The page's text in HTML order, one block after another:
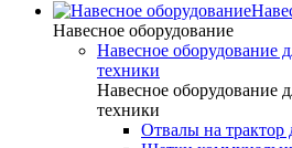
Навесное оборудование
Навесное оборудование
техники
Навесное оборудование
техники
Отвалы на трактор